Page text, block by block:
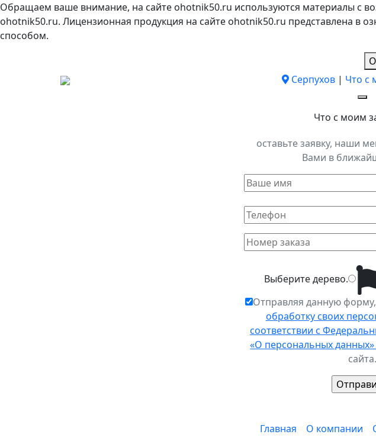
Обращаем ваше внимание, на сайте ohotnik50.ru используются материалы с
ohotnik50.ru. Лицензионная продукция на сайте ohotnik50.ru представлена в
способом.
Серпухов | Что с
Что с моим
оставьте заявку, наши
Вами в
Выберитедерево.
Отправляя данную
обработку своих
соответствии с
«О персональных данных»
сайта.
Главная О компании